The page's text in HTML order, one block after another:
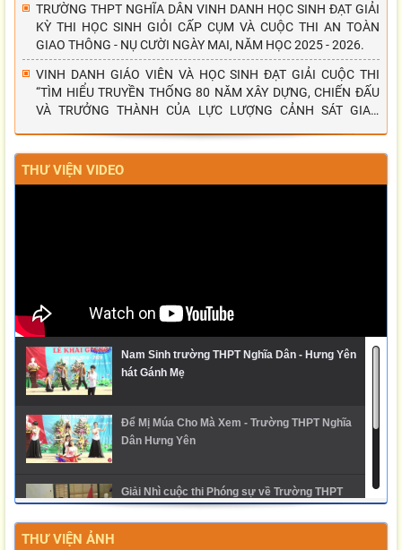
TRƯỜNG THPT NGHĨA DÂN VINH DANH HỌC SINH ĐẠT GIẢI
KỲ THI HỌC SINH GIỎI CẤP CỤM VÀ CUỘC THI AN TOÀN
GIAO THÔNG - NỤ CƯỜI NGÀY MAI, NĂM HỌC 2025 - 2026.
VINH DANH GIÁO VIÊN VÀ HỌC SINH ĐẠT GIẢI CUỘC THI
“TÌM HIỂU TRUYỀN THỐNG 80 NĂM XÂY DỰNG, CHIẾN ĐẤU
VÀ TRƯỞNG THÀNH CỦA LỰC LƯỢNG CẢNH SÁT GIAO
THƯ VIỆN VIDEO
Nam Sinh trường THPT Nghĩa Dân - Hưng Yên
hát Gánh Mẹ
Để Mị Múa Cho Mà Xem - Trường THPT Nghĩa
Dân Hưng Yên
Giải Nhì cuộc thi Phóng sự về Trường THPT
Nghĩa Dân
THƯ VIỆN ẢNH